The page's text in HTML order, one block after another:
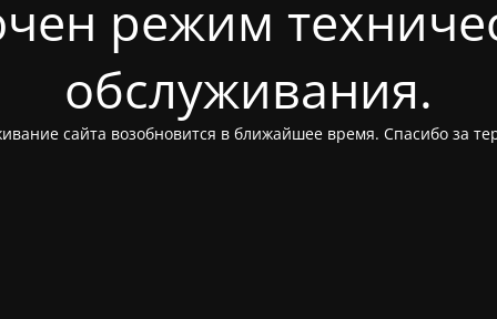
режим
обслуживания.
сайта возобновится в ближайшее время. Спасибо за